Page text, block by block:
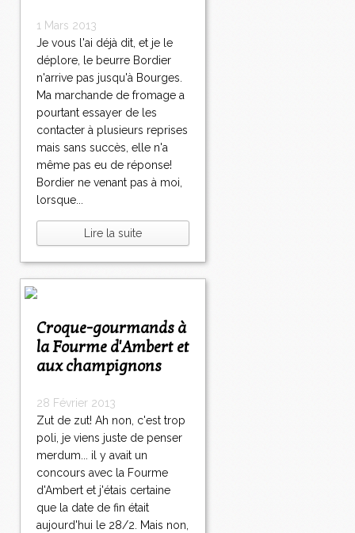
1 Mars 2013
Je vous l'ai déjà dit, et je le
déplore, le beurre Bordier
n'arrive pas jusqu'à Bourges.
Ma marchande de fromage a
pourtant essayer de les
contacter à plusieurs reprises
mais sans succès, elle n'a
même pas eu de réponse!
Bordier ne venant pas à moi,
lorsque...
Lire la suite
Croque-gourmands à
la Fourme d'Ambert et
aux champignons
28 Février 2013
Zut de zut! Ah non, c'est trop
poli, je viens juste de penser
merdum... il y avait un
concours avec la Fourme
d'Ambert et j'étais certaine
que la date de fin était
aujourd'hui le 28/2. Mais non,